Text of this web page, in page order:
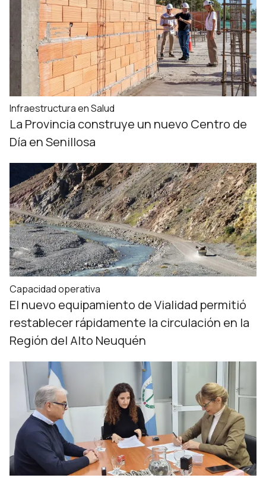
Infraestructura en Salud
La Provincia construye un nuevo Centro de
Día en Senillosa
Capacidad operativa
El nuevo equipamiento de Vialidad permitió
restablecer rápidamente la circulación en la
Región del Alto Neuquén